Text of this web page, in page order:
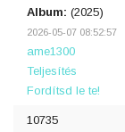
Album: (2025)
2026-05-07 08:52:57
ame1300
Teljesítés
Fordítsd le te!
10735